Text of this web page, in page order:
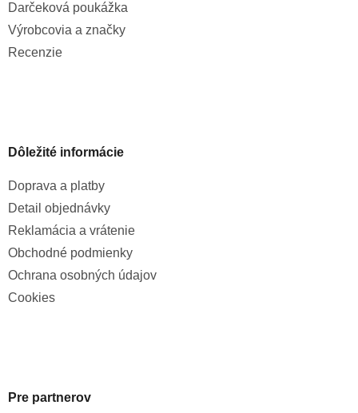
Darčeková poukážka
Výrobcovia a značky
Recenzie
Dôležité informácie
Doprava a platby
Detail objednávky
Reklamácia a vrátenie
Obchodné podmienky
Ochrana osobných údajov
Cookies
Pre partnerov